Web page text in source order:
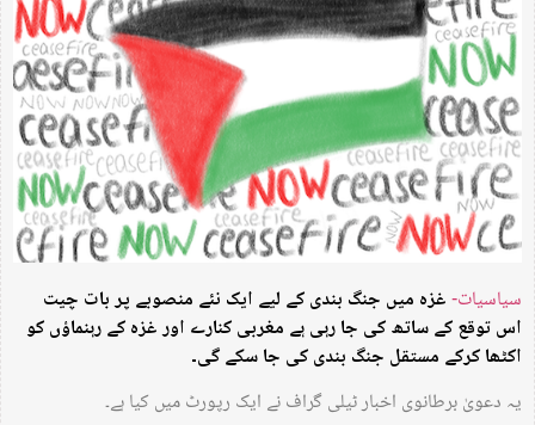
سیاسیات-غزہ میں جنگ بندی کے لیے ایک نئے منصوبے پر بات چیت
اس توقع کے ساتھ کی جا رہی ہے مغربی کنارے اور غزہ کے رہنماؤں کو
اکٹھا کرکے مستقل جنگ بندی کی جا سکے گی۔
یہ دعویٰ برطانوی اخبار ٹیلی گراف نے ایک رپورٹ میں کیا ہے۔